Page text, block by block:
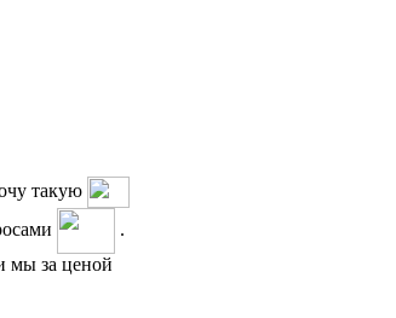
такую
.
мы за ценой